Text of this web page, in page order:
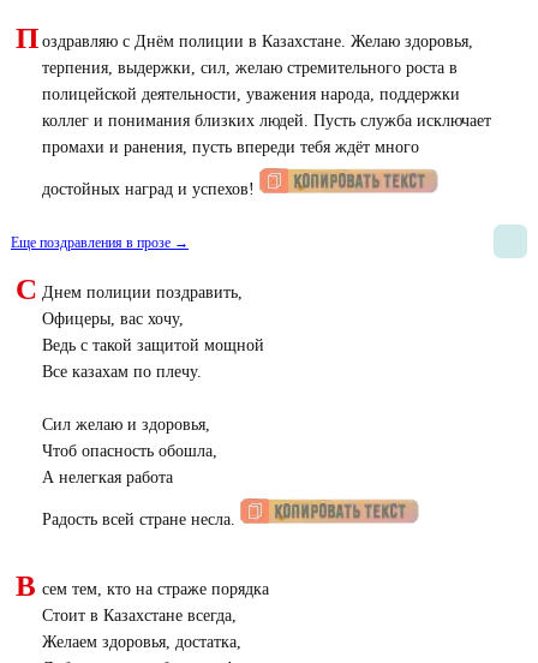
П оздравляю с Днём полиции в Казахстане. Желаю здоровья,
терпения, выдержки, сил, желаю стремительного роста в
полицейской деятельности, уважения народа, поддержки
коллег и понимания близких людей. Пусть служба исключает
промахи и ранения, пусть впереди тебя ждёт много
достойных наград и успехов!
Еще поздравления в прозе →
С Днем полиции поздравить,
Офицеры, вас хочу,
Ведь с такой защитой мощной
Все казахам по плечу.
Сил желаю и здоровья,
Чтоб опасность обошла,
А нелегкая работа
Радость всей стране несла.
В сем тем, кто на страже порядка
Стоит в Казахстане всегда,
Желаем здоровья, достатка,